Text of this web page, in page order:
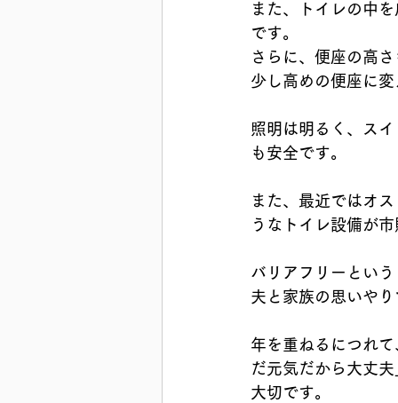
また、トイレの中
です。
さらに、便座の高
少し高めの便座に
照明は明るく、ス
も安全です。
また、最近ではオ
うなトイレ設備が
バリアフリーとい
夫と家族の思いや
年を重ねるにつれ
だ元気だから大丈
大切です。